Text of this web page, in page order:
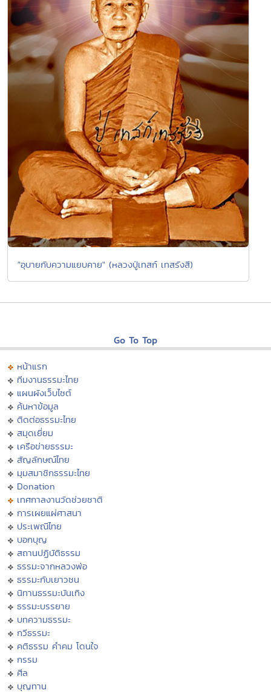
"อุบายกับความแยบคาย" (หลวงปู่เทสก์ เทสรังสี)
Go To Top
หน้าแรก
ทีมงานธรรมะไทย
แผนผังเว็บไซต์
ค้นหาข้อมูล
ติดต่อธรรมะไทย
สมุดเยี่ยม
เครือข่ายธรรมะ
สัญลักษณ์ไทย
มุมสมาชิกธรรมะไทย
Donation
เทศกาลงานวัดช่วยชาติ
การเผยแผ่ศาสนา
ประเพณีไทย
บอกบุญ
สถานปฏิบัติธรรม
ธรรมะจากหลวงพ่อ
ธรรมะกับเยาวชน
นิทานธรรมะบันเทิง
ธรรมะบรรยาย
บทความธรรมะ
กวีธรรมะ
คติธรรม คำคม โดนใจ
กรรม
ศีล
บุญทาน